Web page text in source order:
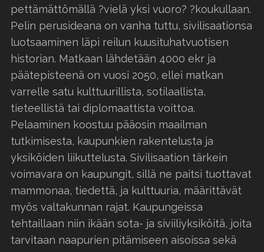
pettämättömällä ?vielä yksi vuoro? ?koukullaan.
Pelin perusideana on vanha tuttu, sivilisaationsa
luotsaaminen läpi reilun kuusituhatvuotisen
historian. Matkaan lähdetään 4000 ekr ja
päätepisteenä on vuosi 2050, ellei matkan
varrelle satu kulttuurillista, sotilaallista,
tieteellistä tai diplomaattista voittoa.
Pelaaminen koostuu pääosin maailman
tutkimisesta, kaupunkien rakentelusta ja
yksiköiden liikuttelusta. Sivilisaation tärkein
voimavara on kaupungit, sillä ne paitsi tuottavat
mammonaa, tiedettä, ja kulttuuria, määrittävät
myös valtakunnan rajat. Kaupungeissa
tehtaillaan niin ikään sota- ja siviiliyksiköitä, joita
tarvitaan naapurien pitämiseen aisoissa sekä